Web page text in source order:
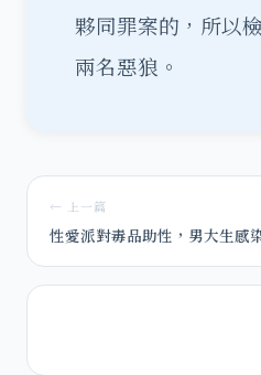
夥同罪案的，所以
兩名惡狼。
← 上一篇
性愛派對毒品助性，男大生感